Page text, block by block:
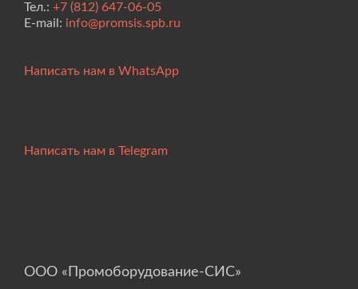
Тел.: +7 (812) 647-06-05
E-mail: info@promsis.spb.ru
Написать нам в WhatsApp
Написать нам в Telegram
ООО «Промоборудование-СИС»